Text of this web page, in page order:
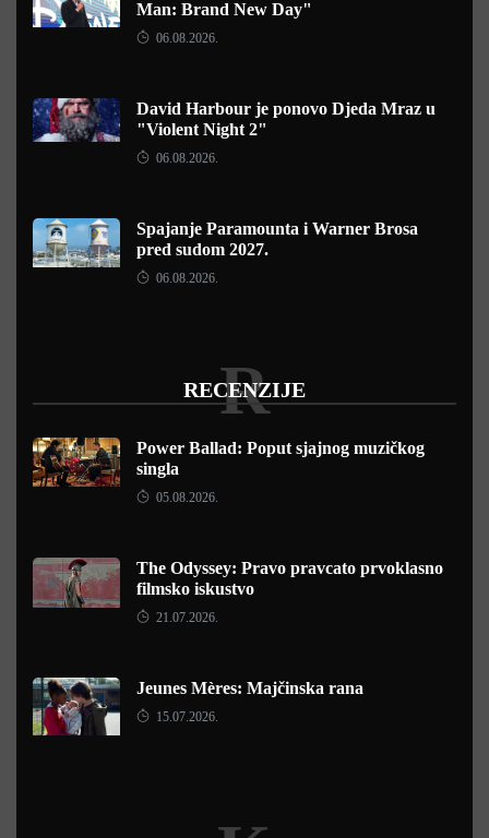
Man: Brand New Day"
06.08.2026.
David Harbour je ponovo Djeda Mraz u
"Violent Night 2"
06.08.2026.
Spajanje Paramounta i Warner Brosa
pred sudom 2027.
06.08.2026.
RECENZIJE
R
Power Ballad: Poput sjajnog muzičkog
singla
05.08.2026.
The Odyssey: Pravo pravcato prvoklasno
filmsko iskustvo
21.07.2026.
Jeunes Mères: Majčinska rana
15.07.2026.